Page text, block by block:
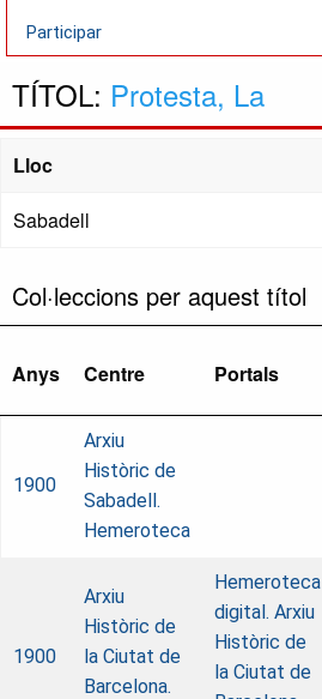
Participar
TÍTOL: Protesta, La
Lloc
Sabadell
Col·leccions per aquest títol
Anys Centre Portals
1900
Arxiu
Històric de
Sabadell.
Hemeroteca
1900
Arxiu
Històric de
la Ciutat de
Barcelona.
Hemeroteca
digital. Arxiu
Històric de
la Ciutat de